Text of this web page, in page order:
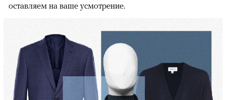
оставляем на ваше усмотрение.